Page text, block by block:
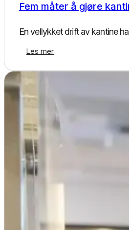
Fem måter å gjøre
En vellykket drift av kantine
Les mer